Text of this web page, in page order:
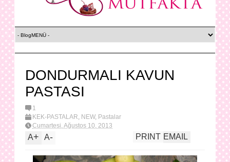
DONDURMALI KAVUN
PASTASI
1
KEK-PASTALAR, NEW, Pastalar
Cumartesi, Ağustos 10, 2013
A+ A- EMAIL
PRINT